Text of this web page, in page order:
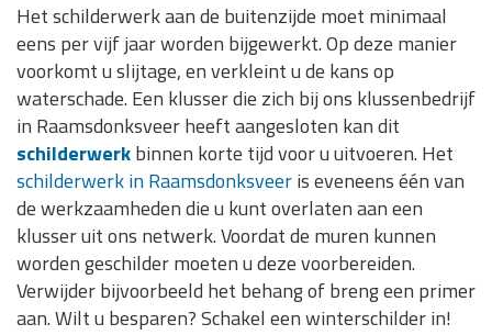
Het schilderwerk aan de buitenzijde moet minimaal
eens per vijf jaar worden bijgewerkt. Op deze manier
voorkomt u slijtage, en verkleint u de kans op
waterschade. Een klusser die zich bij ons klussenbedrijf
in Raamsdonksveer heeft aangesloten kan dit
schilderwerkbinnen korte tijd voor u uitvoeren. Het
schilderwerk in Raamsdonksveeris eveneens één van
de werkzaamheden die u kunt overlaten aan een
klusser uit ons netwerk. Voordat de muren kunnen
worden geschilder moeten u deze voorbereiden.
Verwijder bijvoorbeeld het behang of breng een primer
aan. Wilt u besparen? Schakel een winterschilder in!